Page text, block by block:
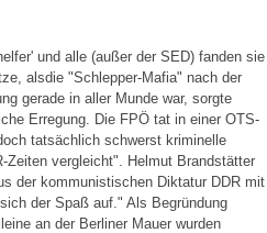
und alle (außer der SED) fanden sie
alsdie "Schlepper-Mafia" nach der
gerade in aller Munde war, sorgte
Erregung. Die FPÖ tat in einer OTS-
tatsächlich schwerst kriminelle
Zeiten vergleicht". Helmut Brandstätter
der kommunistischen Diktatur DDR mit
der Spaß auf." Als Begründung
an der Berliner Mauer wurden